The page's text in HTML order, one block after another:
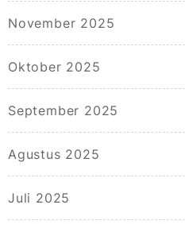
November 2025
Oktober 2025
September 2025
Agustus 2025
Juli 2025